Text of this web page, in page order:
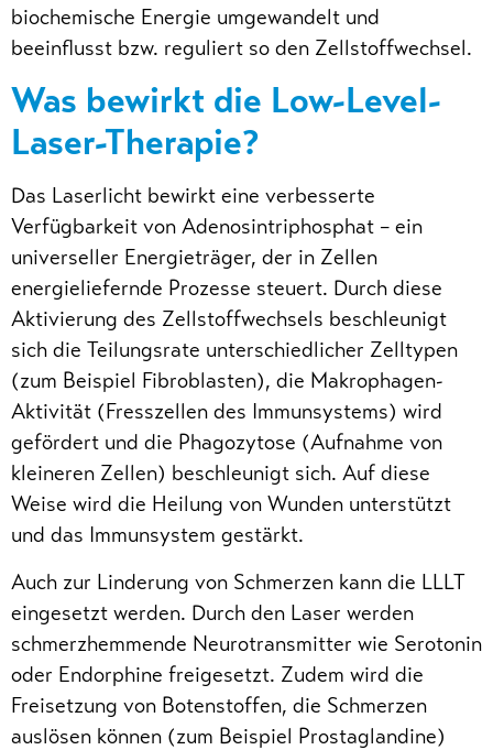
biochemische Energie umgewandelt und
beeinflusst bzw. reguliert so den Zellstoffwechsel.
Was bewirkt die Low-Level-
Laser-Therapie?
Das Laserlicht bewirkt eine verbesserte
Verfügbarkeit von Adenosintriphosphat – ein
universeller Energieträger, der in Zellen
energieliefernde Prozesse steuert. Durch diese
Aktivierung des Zellstoffwechsels beschleunigt
sich die Teilungsrate unterschiedlicher Zelltypen
(zum Beispiel Fibroblasten), die Makrophagen-
Aktivität (Fresszellen des Immunsystems) wird
gefördert und die Phagozytose (Aufnahme von
kleineren Zellen) beschleunigt sich. Auf diese
Weise wird die Heilung von Wunden unterstützt
und das Immunsystem gestärkt.
Auch zur Linderung von Schmerzen kann die LLLT
eingesetzt werden. Durch den Laser werden
schmerzhemmende Neurotransmitter wie Serotonin
oder Endorphine freigesetzt. Zudem wird die
Freisetzung von Botenstoffen, die Schmerzen
auslösen können (zum Beispiel Prostaglandine)